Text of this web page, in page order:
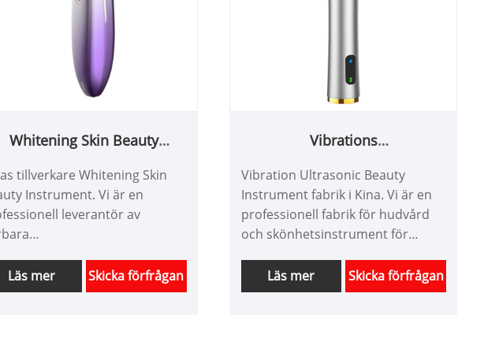
Whitening Skin Beauty
tillverkare Whitening Skin
Instrument. Vi är en
leverantör av
över 10 år. Vi erbjuder
design av
Läs mer Skicka förfrågan
Vibrations
Vibration Ultrasonic Beauty
Instrument fabrik i Kina. Vi är en
professionell fabrik för hudvård
och skönhetsinstrument för
erbjuder skräddarsydd design av
skönhetsinstrument och har en
Läs mer Skicka förfrågan